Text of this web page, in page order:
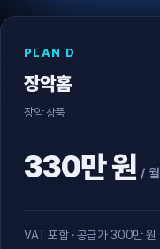
PLAN D
장악홈
장악 상품
330만 원 / 월
VAT 포함 · 공급가 300만 원